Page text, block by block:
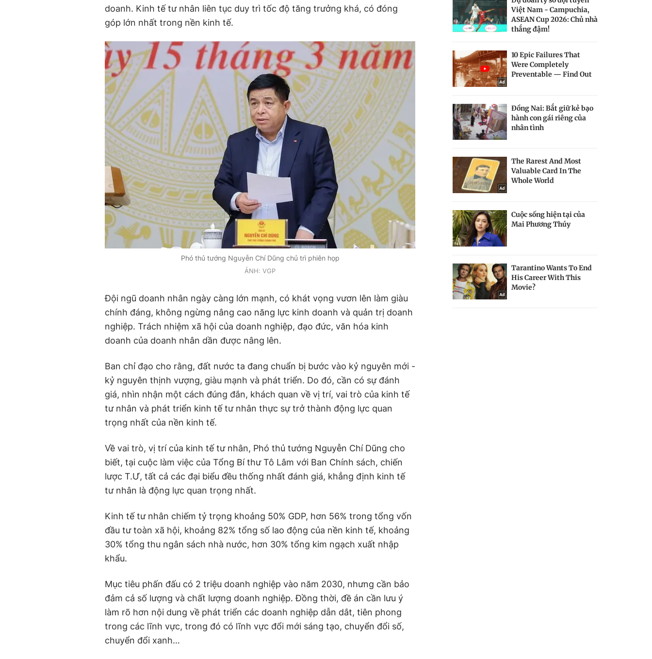
doanh. Kinh tế tư nhân liên tục duy trì tốc độ tăng trưởng khá, có đóng
góp lớn nhất trong nền kinh tế.
Phó thủ tướng Nguyễn Chí Dũng chủ trì phiên họp
ẢNH: VGP
Đội ngũ doanh nhân ngày càng lớn mạnh, có khát vọng vươn lên làm giàu
chính đáng, không ngừng nâng cao năng lực kinh doanh và quản trị doanh
nghiệp. Trách nhiệm xã hội của doanh nghiệp, đạo đức, văn hóa kinh
doanh của doanh nhân dần được nâng lên.
Ban chỉ đạo cho rằng, đất nước ta đang chuẩn bị bước vào kỷ nguyên mới -
kỷ nguyên thịnh vượng, giàu mạnh và phát triển. Do đó, cần có sự đánh
giá, nhìn nhận một cách đúng đắn, khách quan về vị trí, vai trò của kinh tế
tư nhân và phát triển kinh tế tư nhân thực sự trở thành động lực quan
trọng nhất của nền kinh tế.
Về vai trò, vị trí của kinh tế tư nhân, Phó thủ tướng Nguyễn Chí Dũng cho
biết, tại cuộc làm việc của Tổng Bí thư Tô Lâm với Ban Chính sách, chiến
lược T.Ư, tất cả các đại biểu đều thống nhất đánh giá, khẳng định kinh tế
tư nhân là động lực quan trọng nhất.
Kinh tế tư nhân chiếm tỷ trọng khoảng 50% GDP, hơn 56% trong tổng vốn
đầu tư toàn xã hội, khoảng 82% tổng số lao động của nền kinh tế, khoảng
30% tổng thu ngân sách nhà nước, hơn 30% tổng kim ngạch xuất nhập
khẩu.
Mục tiêu phấn đấu có 2 triệu doanh nghiệp vào năm 2030, nhưng cần bảo
đảm cả số lượng và chất lượng doanh nghiệp. Đồng thời, đề án cần lưu ý
làm rõ hơn nội dung về phát triển các doanh nghiệp dẫn dắt, tiên phong
trong các lĩnh vực, trong đó có lĩnh vực đổi mới sáng tạo, chuyển đổi số,
chuyển đổi xanh…